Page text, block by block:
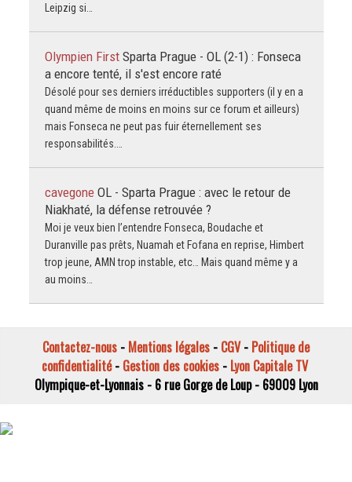
Leipzig si…
Olympien First Sparta Prague - OL (2-1) : Fonseca
a encore tenté, il s'est encore raté
Désolé pour ses derniers irréductibles supporters (il y en a
quand même de moins en moins sur ce forum et ailleurs)
mais Fonseca ne peut pas fuir éternellement ses
responsabilités.…
cavegone OL - Sparta Prague : avec le retour de
Niakhaté, la défense retrouvée ?
Moi je veux bien l’entendre Fonseca, Boudache et
Duranville pas prêts, Nuamah et Fofana en reprise, Himbert
trop jeune, AMN trop instable, etc… Mais quand même y a
au moins…
Contactez-nous - Mentions légales - CGV- Politique de
confidentialité- Gestion des cookies- Lyon Capitale TV
Olympique-et-Lyonnais - 6 rue Gorge de Loup - 69009 Lyon